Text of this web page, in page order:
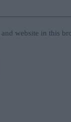
website in this